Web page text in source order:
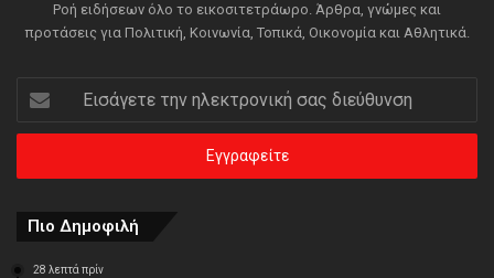
Ροή ειδήσεων όλο το εικοσιτετράωρο. Άρθρα, γνώμες και
προτάσεις για Πολιτική, Κοινωνία, Τοπικά, Οικονομία και Αθλητικά.
Εισάγετε
την
ηλεκτρονική
διεύθυνση
Πιο Δημοφιλή
28 λεπτά πρίν